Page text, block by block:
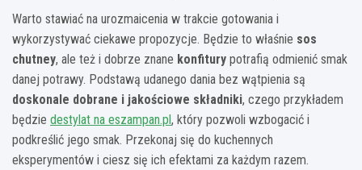
Warto stawiać na urozmaicenia w trakcie gotowania i
wykorzystywać ciekawe propozycje. Będzie to właśnie sos
chutney, ale też i dobrze znane konfitury potrafią odmienić smak
danej potrawy. Podstawą udanego dania bez wątpienia są
doskonale dobrane i jakościowe składniki, czego przykładem
będzie destylat na eszampan.pl, który pozwoli wzbogacić i
podkreślić jego smak. Przekonaj się do kuchennych
eksperymentów i ciesz się ich efektami za każdym razem.